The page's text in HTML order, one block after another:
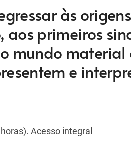
às
primeiros
mundo material
e
Acesso integral